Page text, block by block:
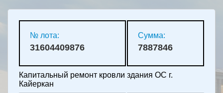
№ лота:
31604409876
Сумма:
7887846
Капитальный ремонт кровли здания ОС г.
Кайеркан